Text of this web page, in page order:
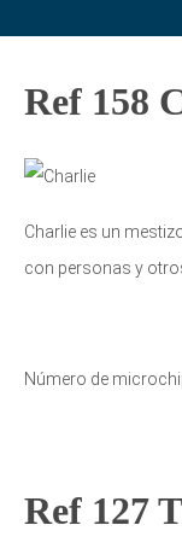
Ref 158
Charlie es un
con personas y
Número de
Ref 127